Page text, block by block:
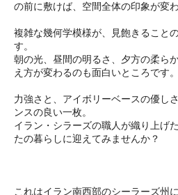
の前に敷けば、空間全体の印象が変わ
複雑な幾何学模様が、見飽きること
す。
朝の光、昼間の明るさ、夕方の柔ら
え方が変わるのも面白いところです。
力強さと、アイボリーベースの優し
ンスの良い一枚。
イラン・シラーズの職人が織り上げ
たの暮らしに迎えてみませんか？
これはイラン南西部のシーラーズ州